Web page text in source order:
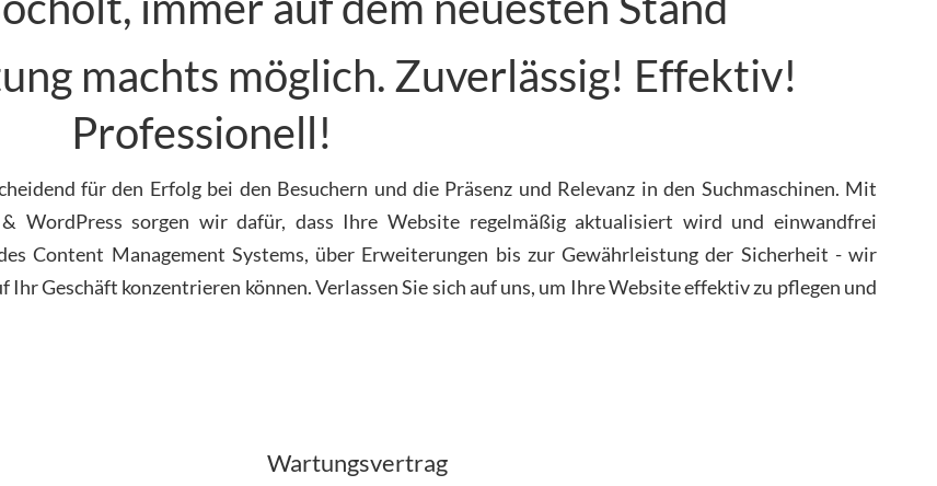
machts möglich. Zuverlässig! Effektiv!
Professionell!
für den Erfolg bei den Besuchern und die Präsenz und Relevanz in den Suchmaschinen. Mit
WordPress sorgen wir dafür, dass Ihre Website regelmäßig aktualisiert wird und einwandfrei
Content Management Systems, über Erweiterungen bis zur Gewährleistung der Sicherheit - wir
Ihr Geschäft konzentrieren können. Verlassen Sie sich auf uns, um Ihre Website effektiv zu pflegen und
Wartungsvertrag